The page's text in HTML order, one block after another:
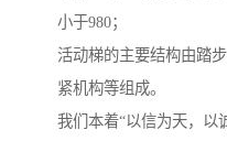
小于980；
活动梯的主要结构由踏
紧机构等组成。
我们本着“以信为天，以